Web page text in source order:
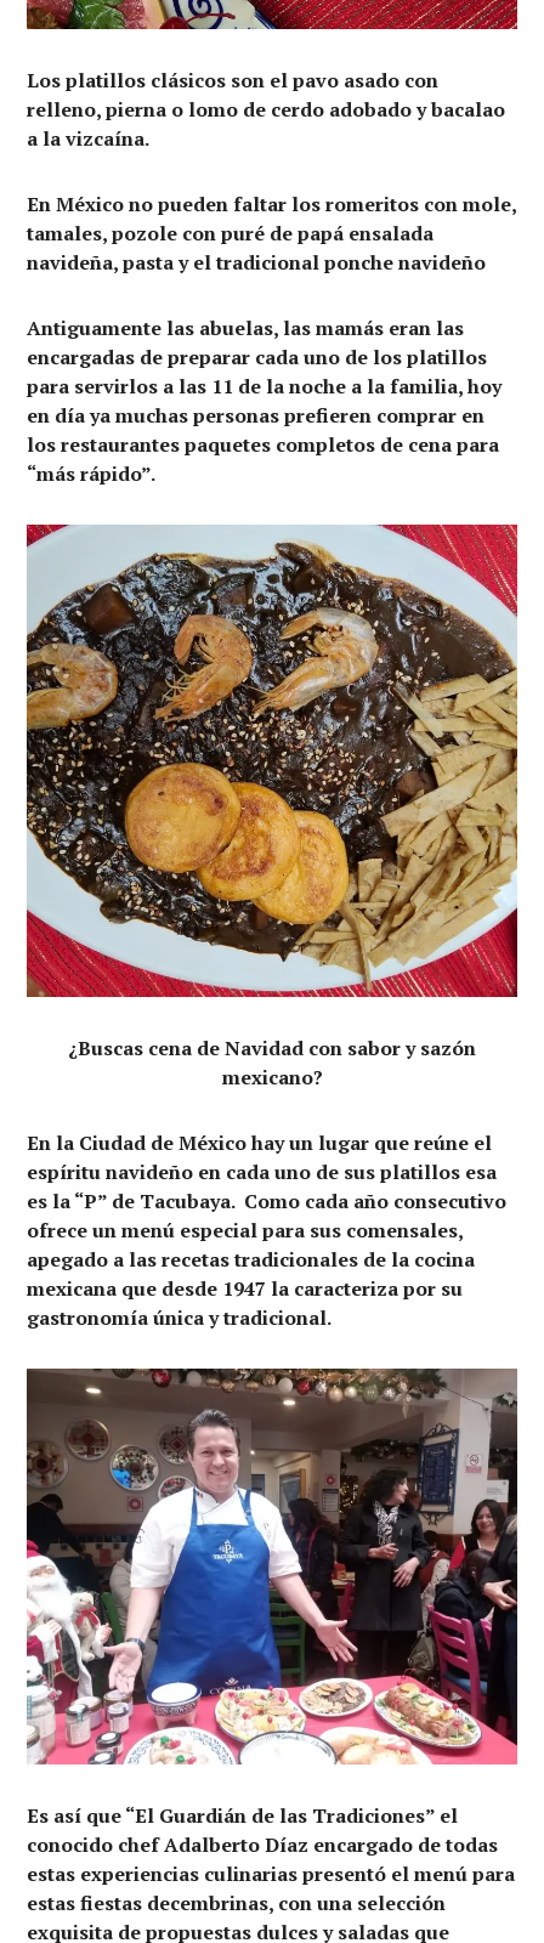
Los platillos clásicos son el pavo asado con
relleno, pierna o lomo de cerdo adobado y bacalao
a la vizcaína.
En México no pueden faltar los romeritos con mole,
tamales, pozole con puré de papá ensalada
navideña, pasta y el tradicional ponche navideño
Antiguamente las abuelas, las mamás eran las
encargadas de preparar cada uno de los platillos
para servirlos a las 11 de la noche a la familia, hoy
en día ya muchas personas prefieren comprar en
los restaurantes paquetes completos de cena para
“más rápido”.
¿Buscas cena de Navidad con sabor y sazón
mexicano?
En la Ciudad de México hay un lugar que reúne el
espíritu navideño en cada uno de sus platillos esa
es la “P” de Tacubaya. Como cada año consecutivo
ofrece un menú especial para sus comensales,
apegado a las recetas tradicionales de la cocina
mexicana que desde 1947 la caracteriza por su
gastronomía única y tradicional.
Es así que “El Guardián de las Tradiciones” el
conocido chef Adalberto Díaz encargado de todas
estas experiencias culinarias presentó el menú para
estas fiestas decembrinas, con una selección
exquisita de propuestas dulces y saladas que